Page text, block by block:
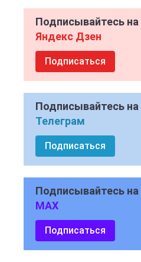
Подписывайтесь
Яндекс Дзен
Подписаться
Подписывайтесь
Телеграм
Подписаться
Подписывайтесь
MAX
Подписаться